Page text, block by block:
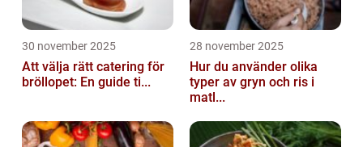
30 november 2025
Att välja rätt catering för
bröllopet: En guide ti...
28 november 2025
Hur du använder olika
typer av gryn och ris i
matl...